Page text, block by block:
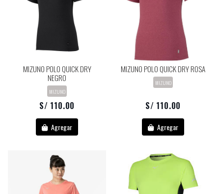
MIZUNO POLO QUICK DRY
NEGRO
MIZUNO
S/ 110.00
Agregar
MIZUNO POLO QUICK DRY ROSA
MIZUNO
S/ 110.00
Agregar